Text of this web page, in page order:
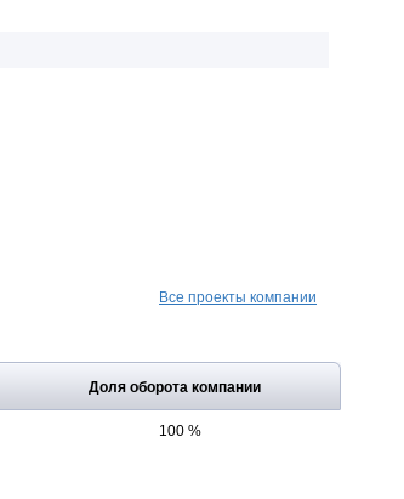
Все проекты компании
Доля оборота компании
100 %